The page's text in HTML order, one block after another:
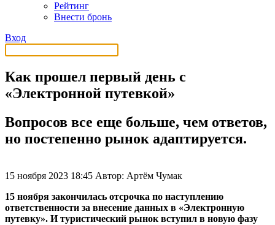
Рейтинг
Внести бронь
Вход
Как прошел первый день с
«Электронной путевкой»
Вопросов все еще больше, чем ответов,
но постепенно рынок адаптируется.
15 ноября 2023 18:45 Автор: Артём Чумак
15 ноября закончилась отсрочка по наступлению
ответственности за внесение данных в «Электронную
путевку». И туристический рынок вступил в новую фазу